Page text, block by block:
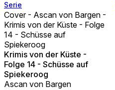
Serie
Cover - Ascan von Bargen -
Krimis von der Küste - Folge
14 - Schüsse auf
Spiekeroog
Krimis von der Küste -
Folge 14 - Schüsse auf
Spiekeroog
Ascan von Bargen